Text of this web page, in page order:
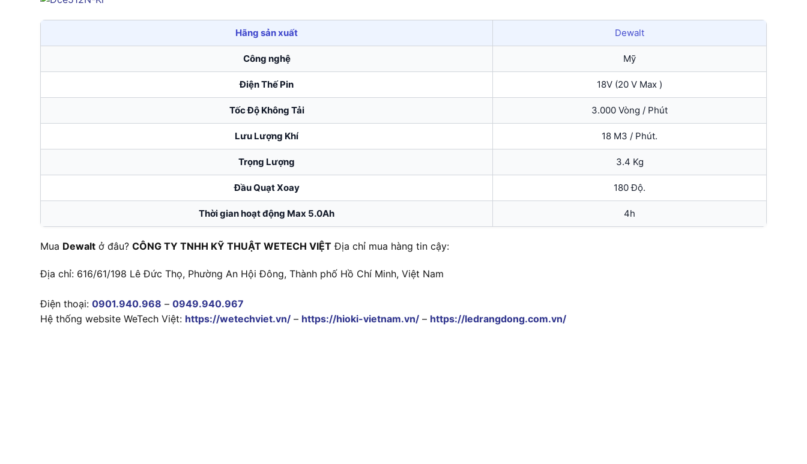
Hãng sản xuất Dewalt
Công nghệ Mỹ
Điện Thế Pin 18V (20 V Max )
Tốc Độ Không Tải 3.000 Vòng / Phút
Lưu Lượng Khí 18 M3 / Phút.
Trọng Lượng 3.4 Kg
Đầu Quạt Xoay 180 Độ.
Thời gian hoạt động Max 5.0Ah 4h
Mua Dewalt ở đâu? CÔNG TY TNHH KỸ THUẬT WETECH VIỆT Địa chỉ mua hàng tin cậy:
Địa chỉ: 616/61/198 Lê Đức Thọ, Phường An Hội Đông, Thành phố Hồ Chí Minh, Việt Nam
Điện thoại: 0901.940.968 – 0949.940.967
Hệ thống website WeTech Việt: https://wetechviet.vn/ – https://hioki-vietnam.vn/ – https://ledrangdong.com.vn/